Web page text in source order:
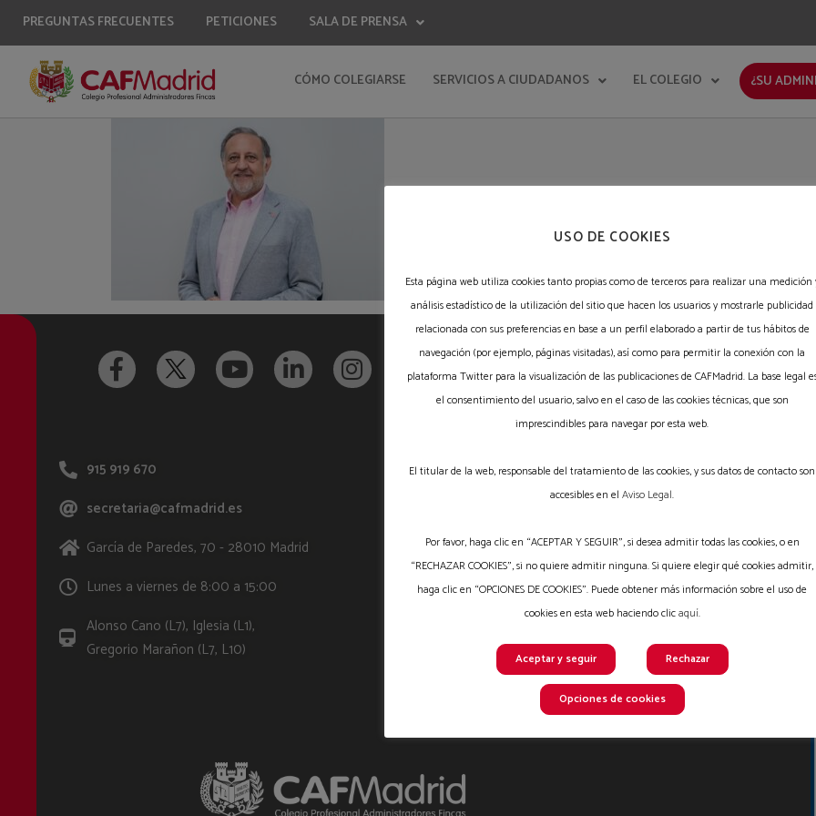
PREGUNTAS FRECUENTES PETICIONES SALA DE PRENSA
CÓMO COLEGIARSE SERVICIOS A CIUDADANOS EL COLEGIO ¿SU
Últimas Consultas
915 919 670
secretaria@cafmadrid.es
García de Paredes, 70 - 28010 Madrid
Lunes a viernes de 8:00 a 15:00
Alonso Cano (L7), Iglesia (L1),
Gregorio Marañon (L7, L10)
Contacto
Aviso legal
Términos y Condiciones
Política de privacidad
Registro de
USO DE COOKIES
Esta página web utiliza cookies tanto propias como de terceros para realizar una medición
análisis estadístico de la utilización del sitio que hacen los usuarios y mostrarle publicidad
relacionada con sus preferencias en base a un perfil elaborado a partir de tus hábitos de
navegación (por ejemplo, páginas visitadas), así como para permitir la conexión con la
plataforma Twitter para la visualización de las publicaciones de CAFMadrid. La base legal
el consentimiento del usuario, salvo en el caso de las cookies técnicas, que son
imprescindibles para navegar por esta web.
El titular de la web, responsable del tratamiento de las cookies, y sus datos de contacto son
accesibles en el Aviso Legal.
Por favor, haga clic en “ACEPTAR Y SEGUIR”, si desea admitir todas las cookies, o en
“RECHAZAR COOKIES”, si no quiere admitir ninguna. Si quiere elegir qué cookies admitir,
haga clic en “OPCIONES DE COOKIES”. Puede obtener más información sobre el uso de
cookies en esta web haciendo clicaquí.
Aceptar y seguir Rechazar
Opciones de cookies